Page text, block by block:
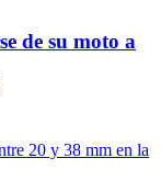
de su moto a